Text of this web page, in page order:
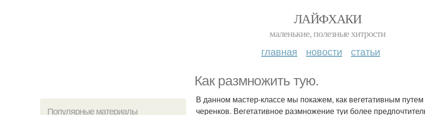
ЛАЙФХАКИ
маленькие, полезные хитрости
главная новости статьи
Как размножить тую.
Популярные материалы
В данном мастер-классе мы покажем, как вегетативным
черенков. Вегетативное размножение туи более